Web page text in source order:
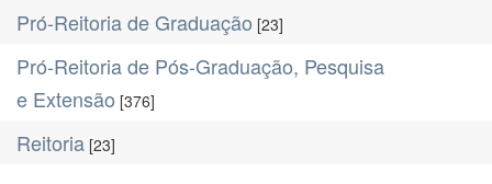
Pró-Reitoria de Graduação [23]
Pró-Reitoria de Pós-Graduação, Pesquisa
e Extensão [376]
Reitoria [23]